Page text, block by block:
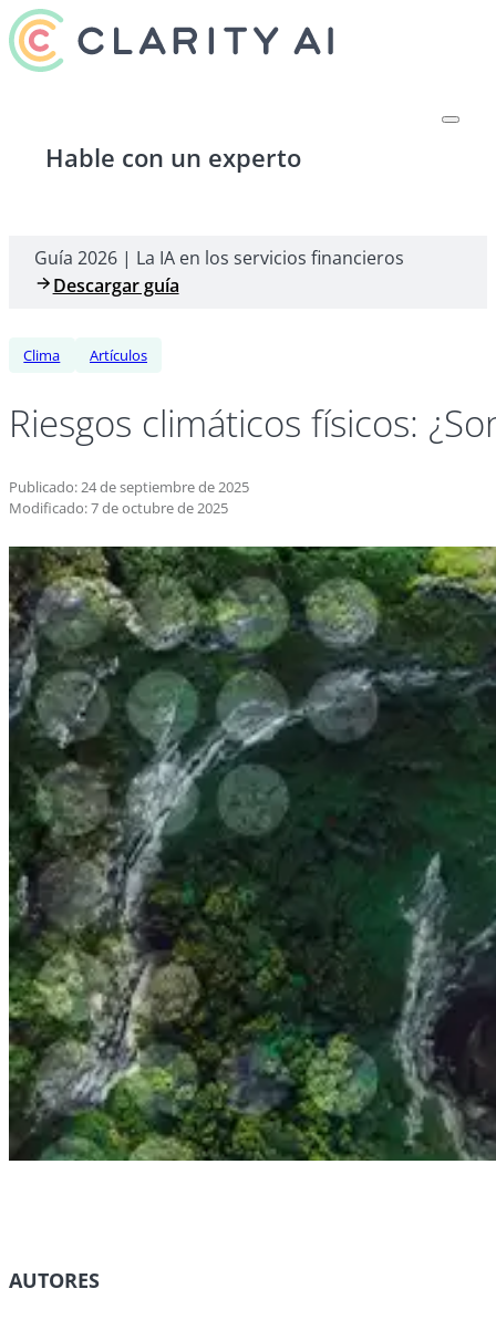
Hable con un experto
Guía 2026 | La IA en los servicios financieros
Descargar guía
Clima Artículos
Riesgos climáticos físicos:
Publicado: 24 de septiembre de 2025
Modificado: 7 de octubre de 2025
AUTORES